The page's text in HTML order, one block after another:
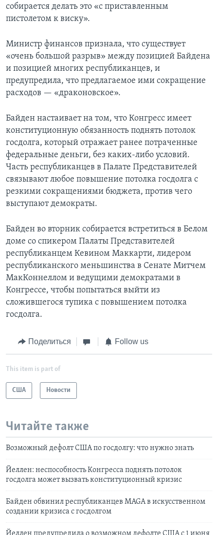
собирается делать это «с приставленным
пистолетом к виску».
Министр финансов признала, что существует
«очень большой разрыв» между позицией Байдена
и позицией многих республиканцев, и
предупредила, что предлагаемое ими сокращение
расходов — «драконовское».
Байден настаивает на том, что Конгресс имеет
конституционную обязанность поднять потолок
госдолга, который отражает ранее потраченные
федеральные деньги, без каких-либо условий.
Часть республиканцев в Палате Представителей
связывают любое повышение потолка госдолга с
резкими сокращениями бюджета, против чего
выступают демократы.
Байден во вторник собирается встретиться в Белом
доме со спикером Палаты Представителей
республиканцем Кевином Маккарти, лидером
республиканского меньшинства в Сенате Митчем
МакКоннеллом и ведущими демократами в
Конгрессе, чтобы попытаться выйти из
сложившегося тупика с повышением потолка
госдолга.
Поделиться Follow us
This item is part of
США Новости
Читайте также
Возможный дефолт США по госдолгу: что нужно знать
Йеллен: неспособность Конгресса поднять потолок
госдолга может вызвать конституционный кризис
Байден обвинил республиканцев MAGA в искусственном
создании кризиса с госдолгом